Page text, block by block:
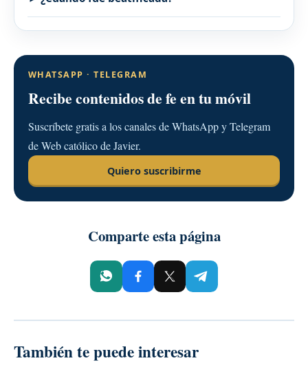
WHATSAPP · TELEGRAM
Recibe contenidos de fe en tu móvil
Suscríbete gratis a los canales de WhatsApp y Telegram
de Web católico de Javier.
Quiero suscribirme
Comparte esta página
Compartir
por
Compartir
en
Compartir
en
Compartir
por
También te puede interesar